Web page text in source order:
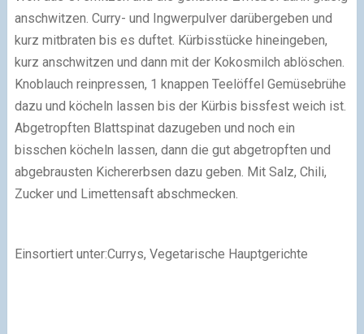
anschwitzen. Curry- und Ingwerpulver darübergeben und
kurz mitbraten bis es duftet. Kürbisstücke hineingeben,
kurz anschwitzen und dann mit der Kokosmilch ablöschen.
Knoblauch reinpressen, 1 knappen Teelöffel Gemüsebrühe
dazu und köcheln lassen bis der Kürbis bissfest weich ist.
Abgetropften Blattspinat dazugeben und noch ein
bisschen köcheln lassen, dann die gut abgetropften und
abgebrausten Kichererbsen dazu geben. Mit Salz, Chili,
Zucker und Limettensaft abschmecken.
Einsortiert unter:Currys, Vegetarische Hauptgerichte